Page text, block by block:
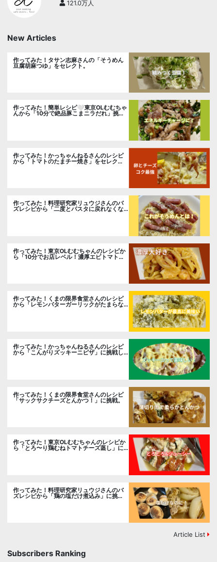
121.0万人
New Articles
作ってみた！タサン志麻さんの「そうめん
豆腐胡麻つゆ」をセレクト。
作ってみた！簡単レシピ🤍東京OLむむちゃ
んから「10分で絶品豚こまニラだれ」挑
作ってみた！かっちゃんねるさんのレシピ
から「トマトのたまチー焼き」をセレク
ト。
作ってみた！料理研究家リュウジさんのバ
ズレシピから「二度とパスタに戻れなくな
作ってみた！東京OLむむちゃんのレシピか
ら「10分でお店レベル！濃厚エビトマトク
作ってみた！くまの限界食堂さんのレシピ
から「レモンバターガーリックがたまらな
作ってみた！かっちゃんねるさんのレシピ
から「こんがりズッキーニピザ」に挑戦し
作ってみた！くまの限界食堂さんのレシピ
「サックサクチーズとんかつ！」に挑戦。
作ってみた！東京OLむむちゃんのレシピか
ら「とろ〜り鶏むねトマトチーズ蒸し」に
作ってみた！料理研究家リュウジさんのバ
ズレシピから「鶏の塩だけ煮込み」に挑
Article List
Subscribers Ranking